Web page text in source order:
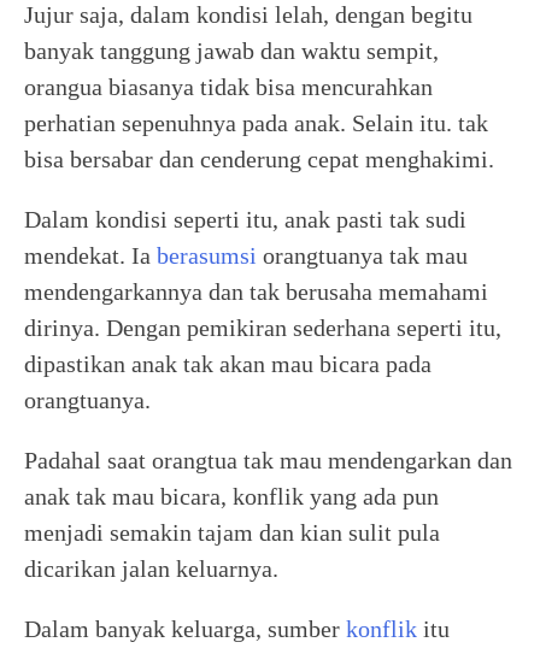
Jujur saja, dalam kondisi lelah, dengan begitu
banyak tanggung jawab dan waktu sempit,
orangua biasanya tidak bisa mencurahkan
perhatian sepenuhnya pada anak. Selain itu. tak
bisa bersabar dan cenderung cepat menghakimi.
Dalam kondisi seperti itu, anak pasti tak sudi
mendekat. Ia berasumsi orangtuanya tak mau
mendengarkannya dan tak berusaha memahami
dirinya. Dengan pemikiran sederhana seperti itu,
dipastikan anak tak akan mau bicara pada
orangtuanya.
Padahal saat orangtua tak mau mendengarkan dan
anak tak mau bicara, konflik yang ada pun
menjadi semakin tajam dan kian sulit pula
dicarikan jalan keluarnya.
Dalam banyak keluarga, sumber konflik itu